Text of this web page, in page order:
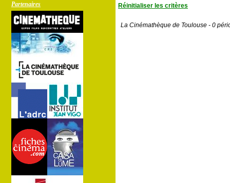
Partenaires
Réinitialiser les critères
La Cinémathèque de Toulouse - 0